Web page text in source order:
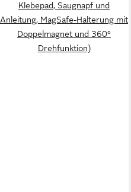
Klebepad, Saugnapf und
Anleitung, MagSafe-Halterung mit
Doppelmagnet und 360°
Drehfunktion)